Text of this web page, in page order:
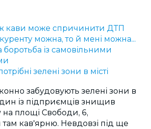
кави може спричинити ДТП
можна, то й мені можна...
боротьба із самовільними
зелені зони в місті
забудовують зелені зони в
із підприємців знищив
на площі Свободи, 6,
кав'ярню. Невдовзі під ще